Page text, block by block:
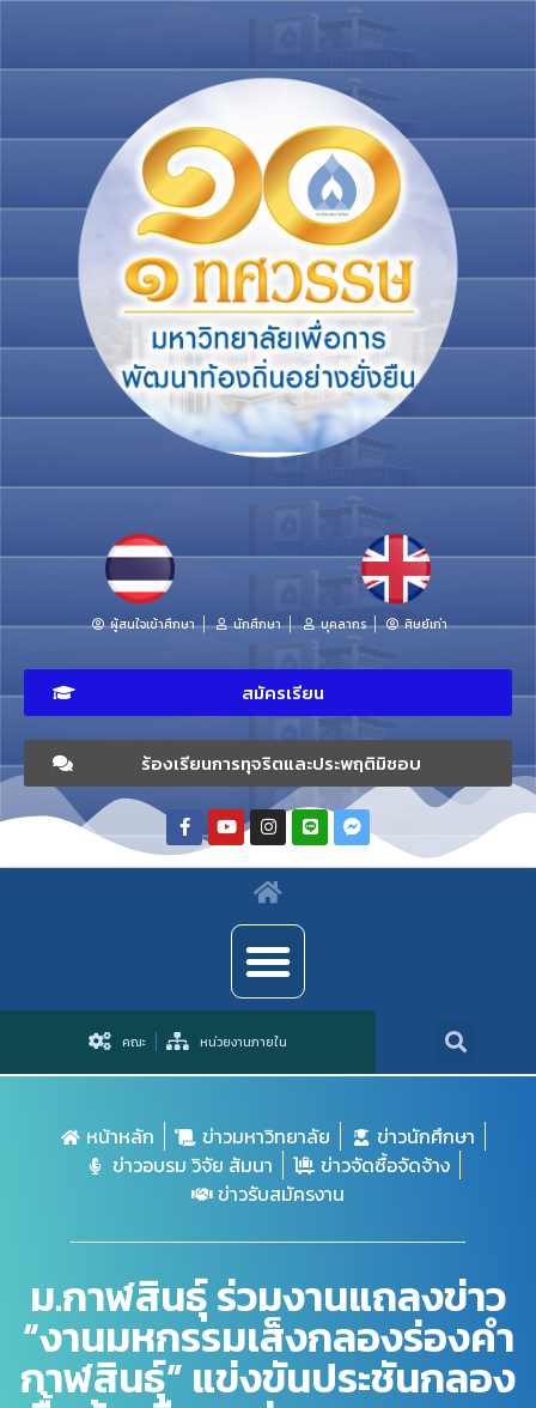
ผู้สนใจเข้าศึกษา นักศึกษา บุคลากร ศิษย์เก่า
สมัครเรียน
ร้องเรียนการทุจริตและประพฤติมิชอบ
คณะ หน่วยงานภายใน
หน้าหลัก ข่าวมหาวิทยาลัย
ข่าวนักศึกษา
ข่าวอบรม วิจัย สัมนา
ข่าวจัดซื้อจัดจ้าง
ข่าวรับสมัครงาน
ม.กาฬสินธุ์ ร่วมงานแถลงข่าว
“งานมหกรรมเส็งกลองร่องคำ
กาฬสินธุ์” แข่งขันประชันกลอง